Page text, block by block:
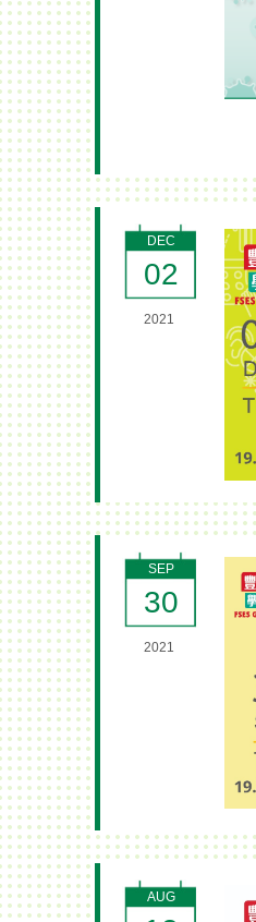
DEC
02
2021
SEP
30
2021
AUG